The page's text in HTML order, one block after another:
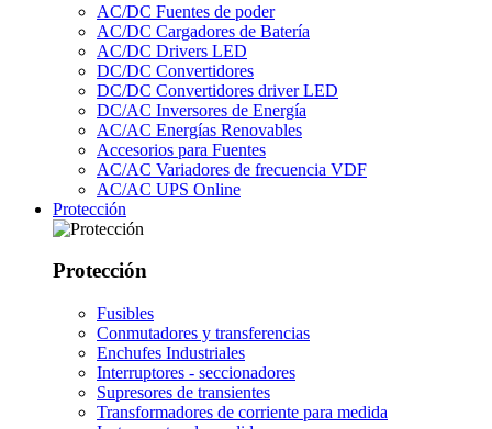
AC/DC Fuentes de poder
AC/DC Cargadores de Batería
AC/DC Drivers LED
DC/DC Convertidores
DC/DC Convertidores driver LED
DC/AC Inversores de Energía
AC/AC Energías Renovables
Accesorios para Fuentes
AC/AC Variadores de frecuencia VDF
AC/AC UPS Online
Protección
Protección
Fusibles
Conmutadores y transferencias
Enchufes Industriales
Interruptores - seccionadores
Supresores de transientes
Transformadores de corriente para medida